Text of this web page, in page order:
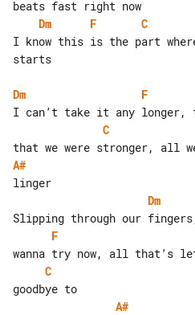
Dm
F C
I know this is the part
starts
Dm
F
C
A#
Dm
F
C
A#